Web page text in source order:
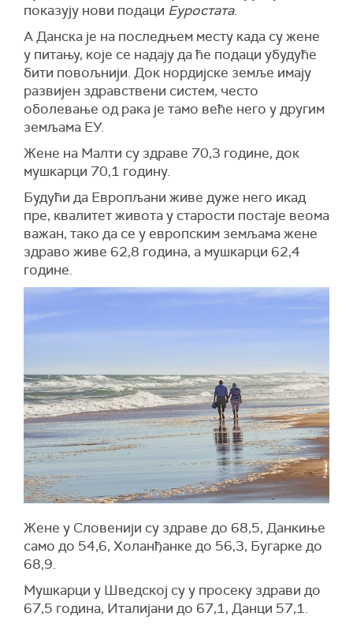
показују нови подаци Еуростата.
А Данска је на последњем месту када су жене
у питању, које се надају да ће подаци убудуће
бити повољнији. Док нордијске земље имају
развијен здравствени систем, често
оболевање од рака је тамо веће него у другим
земљама ЕУ.
Жене на Малти су здраве 70,3 године, док
мушкарци 70,1 годину.
Будући да Европљани живе дуже него икад
пре, квалитет живота у старости постаје веома
важан, тако да се у европским земљама жене
здраво живе 62,8 година, а мушкарци 62,4
године.
Жене у Словенији су здраве до 68,5, Данкиње
само до 54,6, Холанђанке до 56,3, Бугарке до
68,9.
Мушкарци у Шведској су у просеку здрави до
67,5 година, Италијани до 67,1, Данци 57,1.